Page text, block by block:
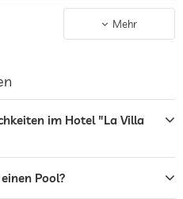
Mehr
im Hotel "La Villa
Pool?